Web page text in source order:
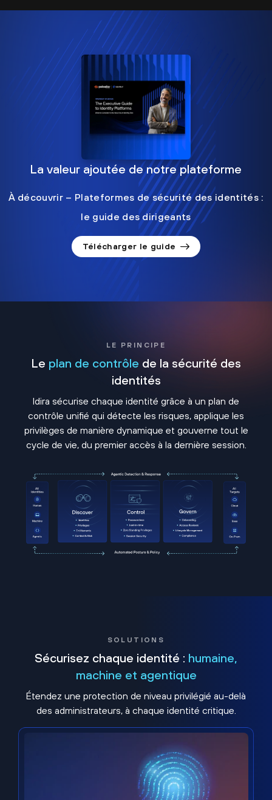
La valeur ajoutée de notre plateforme
À découvrir – Plateformes de sécurité des identités :
le guide des dirigeants
Télécharger le guide
LE PRINCIPE
Le plan de contrôle de la sécurité des
identités
Idira sécurise chaque identité grâce à un plan de
contrôle unifié qui détecte les risques, applique les
privilèges de manière dynamique et gouverne tout le
cycle de vie, du premier accès à la dernière session.
SOLUTIONS
Sécurisez chaque identité : humaine,
machine et agentique
Étendez une protection de niveau privilégié au-delà
des administrateurs, à chaque identité critique.